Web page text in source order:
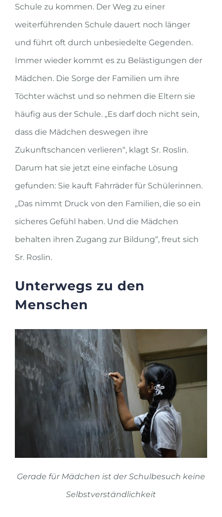
Schule zu kommen. Der Weg zu einer
weiterführenden Schule dauert noch länger
und führt oft durch unbesiedelte Gegenden.
Immer wieder kommt es zu Belästigungen der
Mädchen. Die Sorge der Familien um ihre
Töchter wächst und so nehmen die Eltern sie
häufig aus der Schule. „Es darf doch nicht sein,
dass die Mädchen deswegen ihre
Zukunftschancen verlieren“, klagt Sr. Roslin.
Darum hat sie jetzt eine einfache Lösung
gefunden: Sie kauft Fahrräder für Schülerinnen.
„Das nimmt Druck von den Familien, die so ein
sicheres Gefühl haben. Und die Mädchen
behalten ihren Zugang zur Bildung“, freut sich
Sr. Roslin.
Unterwegs zu den
Menschen
Gerade für Mädchen ist der Schulbesuch keine
Selbstverständlichkeit